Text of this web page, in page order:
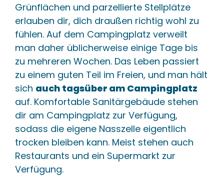
Grünflächen und parzellierte Stellplätze
erlauben dir, dich draußen richtig wohl zu
fühlen. Auf dem Campingplatz verweilt
man daher üblicherweise einige Tage bis
zu mehreren Wochen. Das Leben passiert
zu einem guten Teil im Freien, und man hält
sich auch tagsüber am Campingplatz
auf. Komfortable Sanitärgebäude stehen
dir am Campingplatz zur Verfügung,
sodass die eigene Nasszelle eigentlich
trocken bleiben kann. Meist stehen auch
Restaurants und ein Supermarkt zur
Verfügung.